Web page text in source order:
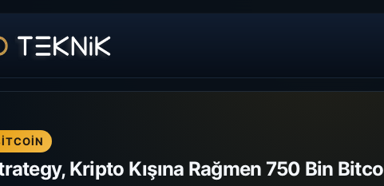
Kripto Kışına Rağmen 750 Bin